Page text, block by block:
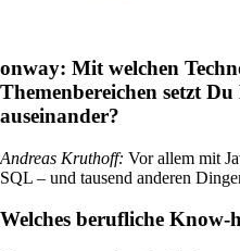
Netzwerk
Sicherheit
WLAN
Services/Netzwerk
onway: Mit welchen
Themenbereichen setzt
auseinander?
Andreas Kruthoff: Vor allem mit
SQL – und tausend anderen
Welches berufliche